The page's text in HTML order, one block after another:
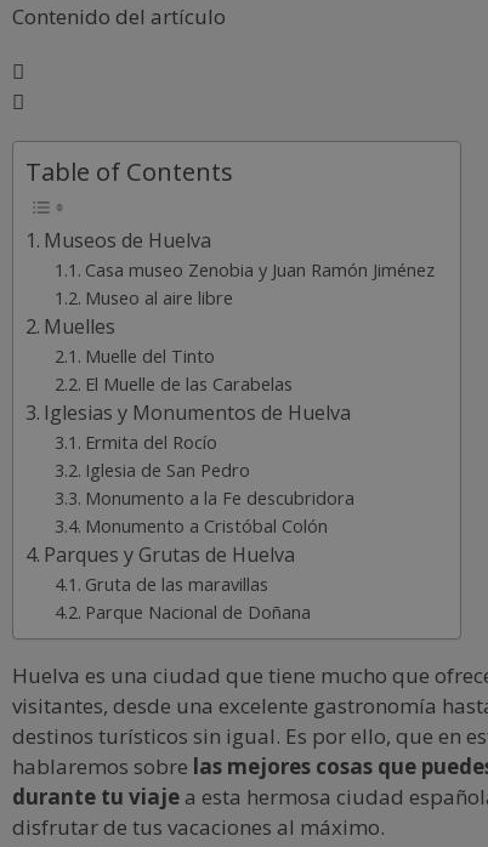
Contenido del artículo
Table of Contents
Museos de Huelva
Casa museo Zenobia y Juan Ramón Jiménez
Museo al aire libre
Muelles
Muelle del Tinto
El Muelle de las Carabelas
Iglesias y Monumentos de Huelva
Ermita del Rocío
Iglesia de San Pedro
Monumento a la Fe descubridora
Monumento a Cristóbal Colón
Parques y Grutas de Huelva
Gruta de las maravillas
Parque Nacional de Doñana
Huelva es una ciudad que tiene mucho que
visitantes, desde una excelente gastronomía
destinos turísticos sin igual. Es por ello, que en
hablaremos sobre las mejores cosas que
durante tu viajea esta hermosa ciudad
disfrutar de tus vacaciones al máximo.